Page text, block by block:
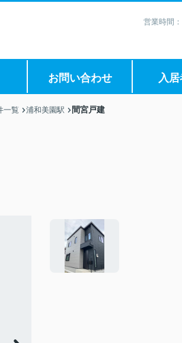
営業時間
お問い合わせ 入
一覧 浦和美園駅 間宮戸建